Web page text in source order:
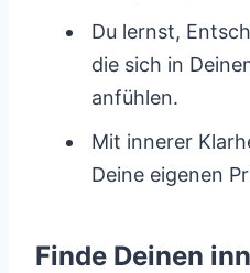
Du lernst,
die sich in
anfühlen.
Mit innerer
Deine eigenen
Finde Deinen